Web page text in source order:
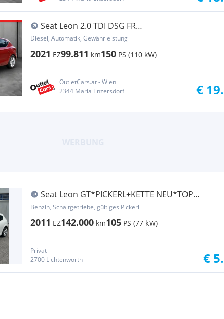
Seat Leon 2.0 TDI DSG FR
ASSIST+LED+NAV+RADAR+RFK+PDC
Diesel, Automatik, Gewährleistung
2021 EZ99.811 km150 PS (110 kW)
OutletCars.at - Wien
2344 Maria Enzersdorf
€
Seat Leon GT*PICKERL+KETTE NEU*TOP
GEPFLEGT
Benzin, Schaltgetriebe, gültiges Pickerl
2011 EZ142.000 km105 PS (77 kW)
Privat
2700 Lichtenwörth
€